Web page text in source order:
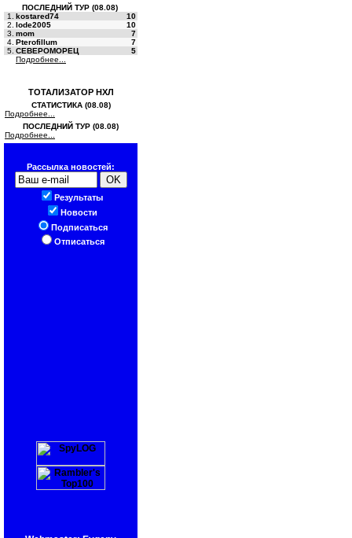
ПОСЛЕДНИЙ ТУР (08.08)
1.
kostared74
10
2. lode2005
10
3. mom
7
4. Pterofillum
7
5. СЕВЕРОМОРЕЦ
5
Подробнее...
ТОТАЛИЗАТОР НХЛ
СТАТИСТИКА (08.08)
Подробнее...
ПОСЛЕДНИЙ ТУР (08.08)
Подробнее...
Рассылка новостей:
Результаты
Новости
Подписаться
Отписаться